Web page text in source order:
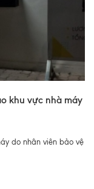
khu vực nhà máy
do nhân viên bảo vệ